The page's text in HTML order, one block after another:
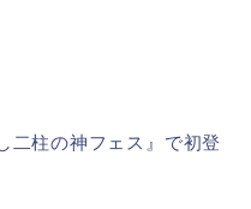
柱の神フェス』で初登